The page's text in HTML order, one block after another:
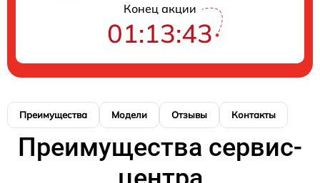
Конец акции
01:13:43
Преимущества Модели Отзывы Контакты
Преимущества сервис-